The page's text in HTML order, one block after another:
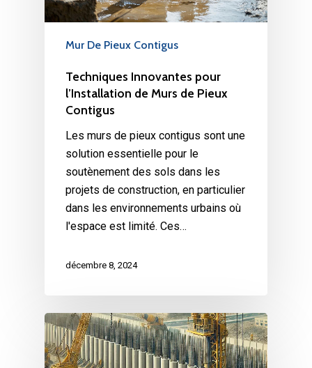
Mur De Pieux Contigus
Techniques Innovantes pour
l’Installation de Murs de Pieux
Contigus
Les murs de pieux contigus sont une
solution essentielle pour le
soutènement des sols dans les
projets de construction, en particulier
dans les environnements urbains où
l'espace est limité. Ces…
décembre 8, 2024